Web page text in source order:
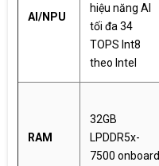
AI/NPU
hiệu năng AI
tối đa 34
TOPS Int8
theo Intel
RAM
32GB
LPDDR5x-
7500 onboard